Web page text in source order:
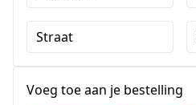
Straat
Voeg toe aan je bestelling